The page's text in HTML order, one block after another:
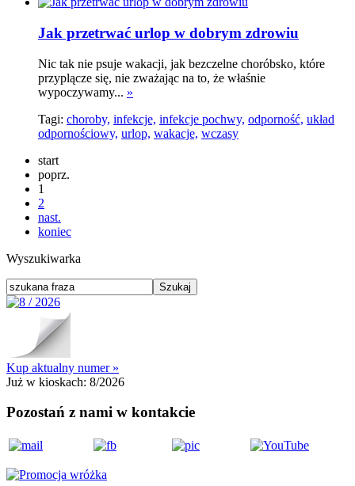
Jak przetrwać urlop w dobrym zdrowiu
Nic tak nie psuje wakacji, jak bezczelne choróbsko, które
przyplącze się, nie zważając na to, że właśnie
wypoczywamy... »
Tagi: choroby, infekcje, infekcje pochwy, odporność, układ
odpornościowy, urlop, wakacje, wczasy
start
poprz.
1
2
nast.
koniec
Wyszukiwarka
Kup aktualny numer »
Już w kioskach: 8/2026
Pozostań z nami w kontakcie